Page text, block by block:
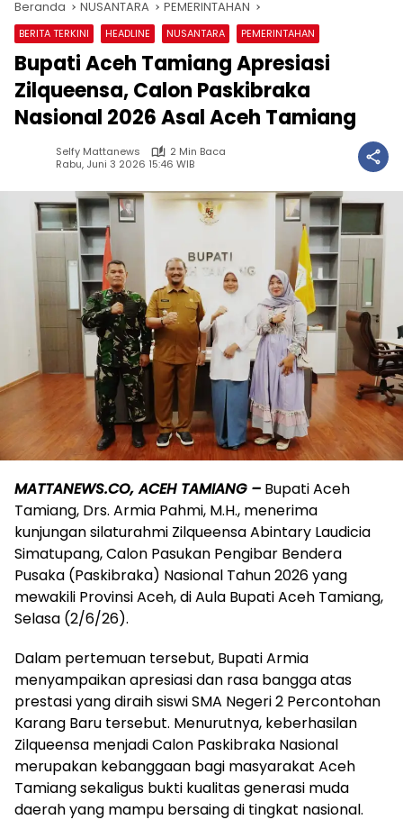
Beranda NUSANTARA PEMERINTAHAN
BERITA TERKINI HEADLINE NUSANTARA PEMERINTAHAN
Bupati Aceh Tamiang Apresiasi
Zilqueensa, Calon Paskibraka
Nasional 2026 Asal Aceh Tamiang
Selfy Mattanews
2 Min Baca
Rabu, Juni 3 2026 15:46 WIB
MATTANEWS.CO, ACEH TAMIANG – Bupati Aceh
Tamiang, Drs. Armia Pahmi, M.H., menerima
kunjungan silaturahmi Zilqueensa Abintary Laudicia
Simatupang, Calon Pasukan Pengibar Bendera
Pusaka (Paskibraka) Nasional Tahun 2026 yang
mewakili Provinsi Aceh, di Aula Bupati Aceh Tamiang,
Selasa (2/6/26).
Dalam pertemuan tersebut, Bupati Armia
menyampaikan apresiasi dan rasa bangga atas
prestasi yang diraih siswi SMA Negeri 2 Percontohan
Karang Baru tersebut. Menurutnya, keberhasilan
Zilqueensa menjadi Calon Paskibraka Nasional
merupakan kebanggaan bagi masyarakat Aceh
Tamiang sekaligus bukti kualitas generasi muda
daerah yang mampu bersaing di tingkat nasional.